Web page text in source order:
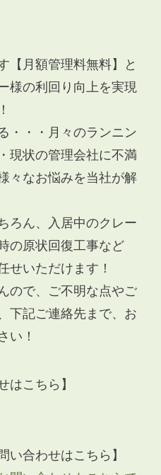
【月額管理料無料】と
様の利回り向上を実現
・・・月々のランニン
現状の管理会社に不満
々なお悩みを当社が解
ろん、入居中のクレー
の原状回復工事など
せいただけます！
ので、ご不明な点やご
下記ご連絡先まで、お
い！
はこちら】
い合わせはこちら】